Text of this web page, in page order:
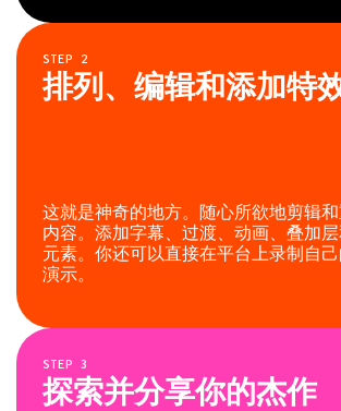
STEP 2
排列、编辑和添加特
这就是神奇的地方。随心所欲地剪辑
内容。添加字幕、过渡、动画、叠加
元素。你还可以直接在平台上录制自
演示。
STEP 3
探索并分享你的杰作